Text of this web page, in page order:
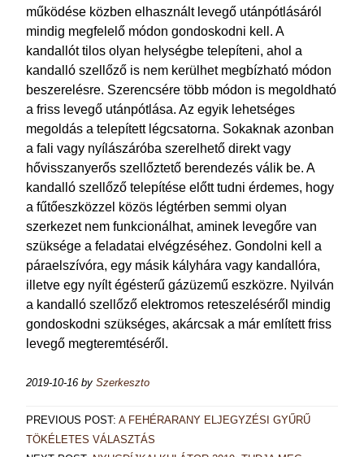
működése közben elhasznált levegő utánpótlásáról
mindig megfelelő módon gondoskodni kell. A
kandallót tilos olyan helységbe telepíteni, ahol a
kandalló szellőző is nem kerülhet megbízható módon
beszerelésre. Szerencsére több módon is megoldható
a friss levegő utánpótlása. Az egyik lehetséges
megoldás a telepített légcsatorna. Sokaknak azonban
a fali vagy nyílászáróba szerelhető direkt vagy
hővisszanyerős szellőztető berendezés válik be. A
kandalló szellőző telepítése előtt tudni érdemes, hogy
a fűtőeszközzel közös légtérben semmi olyan
szerkezet nem funkcionálhat, aminek levegőre van
szüksége a feladatai elvégzéséhez. Gondolni kell a
páraelszívóra, egy másik kályhára vagy kandallóra,
illetve egy nyílt égésterű gázüzemű eszközre. Nyilván
a kandalló szellőző elektromos reteszeléséről mindig
gondoskodni szükséges, akárcsak a már említett friss
levegő megteremtéséről.
2019-10-16 by Szerkeszto
PREVIOUS POST: A FEHÉRARANY ELJEGYZÉSI GYŰRŰ
TÖKÉLETES VÁLASZTÁS